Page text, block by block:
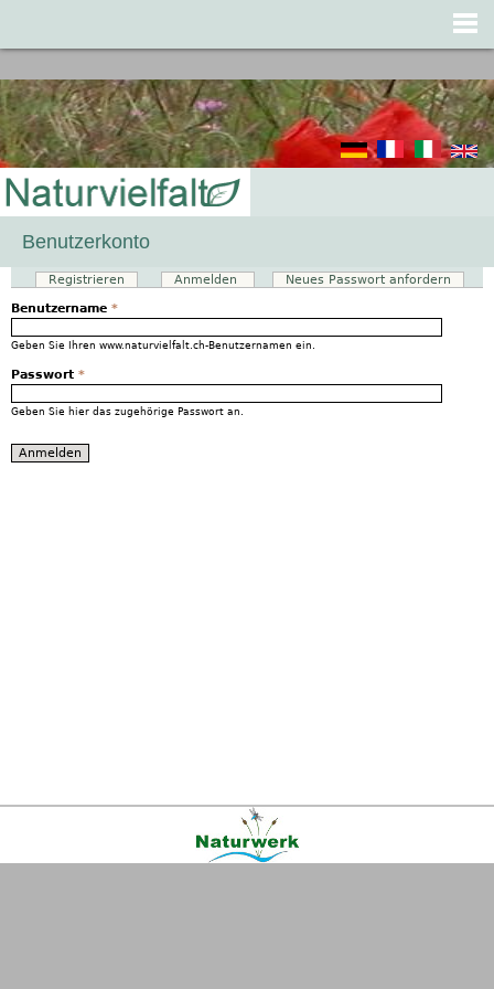
Benutzerkonto
Haupt-Reiter
Registrieren Anmelden (aktiver Reiter)
Neues Passwort anfordern
Benutzername *
Geben Sie Ihren www.naturvielfalt.ch-Benutzernamen ein.
Passwort *
Geben Sie hier das zugehörige Passwort an.
|AGB|